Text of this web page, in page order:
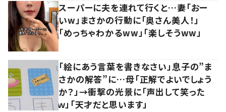
スーパーに夫を連れて行くと…妻「おー
いw」まさかの行動に「奥さん美人！」
「めっちゃわかるww」「楽しそうww」
「絵にあう言葉を書きなさい」息子の”ま
さかの解答”に…母「正解でよいでしょう
か？」→衝撃の光景に「声出して笑った
ｗ」「天才だと思います」